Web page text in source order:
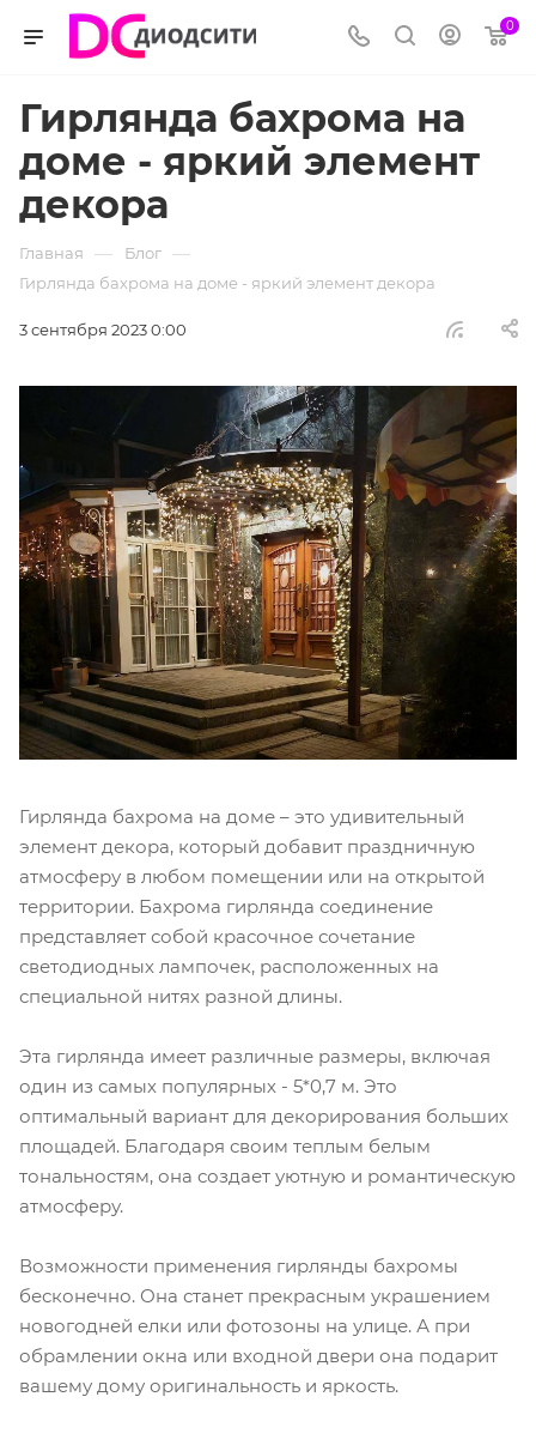
0
Гирлянда бахрома на
доме - яркий элемент
декора
Главная — Блог —
Гирлянда бахрома на доме - яркий элемент декора
3 сентября 2023 0:00
Гирлянда бахрома на доме – это удивительный
элемент декора, который добавит праздничную
атмосферу в любом помещении или на открытой
территории. Бахрома гирлянда соединение
представляет собой красочное сочетание
светодиодных лампочек, расположенных на
специальной нитях разной длины.
Эта гирлянда имеет различные размеры, включая
один из самых популярных - 5*0,7 м. Это
оптимальный вариант для декорирования больших
площадей. Благодаря своим теплым белым
тональностям, она создает уютную и романтическую
атмосферу.
Возможности применения гирлянды бахромы
бесконечно. Она станет прекрасным украшением
новогодней елки или фотозоны на улице. А при
обрамлении окна или входной двери она подарит
вашему дому оригинальность и яркость.